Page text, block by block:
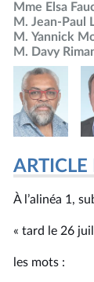
Mme Elsa
M. Jean-Paul
M. Yannick
M. Davy
ARTICLE
À l’alinéa 1,
« tard le 26
les mots :